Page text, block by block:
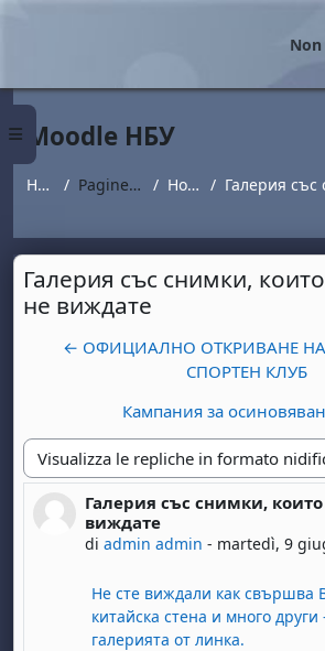
Pannello laterale
Moodle НБУ
Home Pagine del sito Новини
Галерия със снимки,
не виждате
← ОФИЦИАЛНО ОТКРИВАНЕ НА
СПОРТЕН КЛУБ
Кампания за
Modalità visualizzazione
Галерия със снимки,
виждате
di admin admin - martedì, 9
Numero di risposte: 0
Не сте виждали как свършва
китайска стена и много други
галерията от линка.